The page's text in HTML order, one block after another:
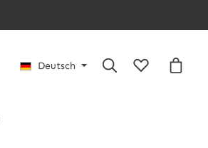
Deutsch
Du hast 0